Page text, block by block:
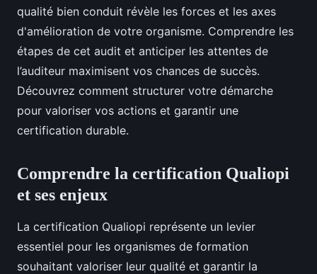
qualité bien conduit révèle les forces et les axes
d'amélioration de votre organisme. Comprendre les
étapes de cet audit et anticiper les attentes de
l’auditeur maximisent vos chances de succès.
Découvrez comment structurer votre démarche
pour valoriser vos actions et garantir une
certification durable.
Comprendre la certification Qualiopi
et ses enjeux
La certification Qualiopi représente un levier
essentiel pour les organismes de formation
souhaitant valoriser leur qualité et garantir la